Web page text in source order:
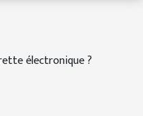
électronique ?